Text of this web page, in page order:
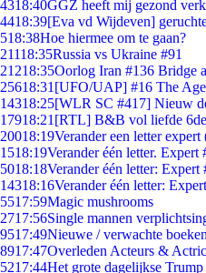
4318:40GGZ heeft mij gezond
4418:39[Eva vd Wijdeven]
518:38Hoe hiermee om te gaan?
21118:35Russia vs Ukraine #91
21218:35Oorlog Iran #136 Bridge
25618:31 [UFO/UAP] #16 The
14318:25[WLR SC #417] Nieuw
17918:21 [RTL] B&B vol liefde
20018:19Verander een letter
1518:19Verander één letter. Expert
5018:18Verander één letter: Expert
14318:16Verander één letter:
5517:59Magic mushrooms
2717:56Single mannen
9517:49Nieuwe / verwachte boeken
8917:47Overleden Acteurs &
5217:44Het grote dagelijkse